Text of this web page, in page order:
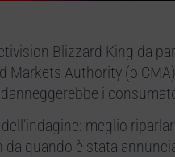
Blizzard King da
Markets Authority (o
i
meglio
quando è stata